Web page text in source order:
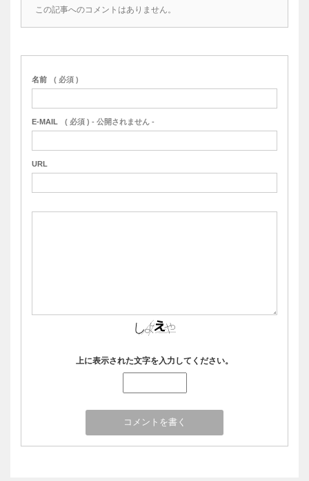
この記事へのコメントはありません。
名前 ( 必須 )
E-MAIL ( 必須 ) - 公開されません -
URL
上に表示された文字を入力してください。